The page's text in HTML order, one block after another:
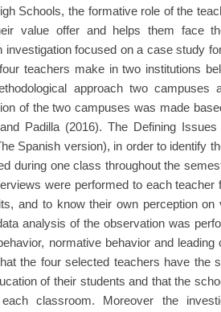
Schools, the formative role of the
value offer and helps them face
investigation focused on a case study
teachers make in two institutions
approach two
of the two campuses was made
Padilla (2016). The Defining
Spanish version), in order to identify
during one class throughout the
were performed to each
and to know their own perception
analysis of the observation was
normative behavior and
the four selected teachers have the
of their students and that the
classroom. Moreover the